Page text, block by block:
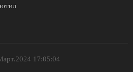
17:05:04